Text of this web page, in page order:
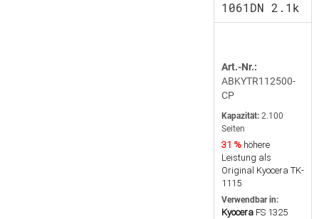
1061DN 2.1k
Art.-Nr.:
ABKYTR112500-
CP
Kapazität: 2.100
Seiten
31 % höhere
Leistung als
Original Kyocera TK-
1115
Verwendbar in:
Kyocera FS 1325